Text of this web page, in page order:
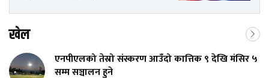
खेल
एनपीएलको तेस्रो संस्करण आउँदो कात्तिक ९ देखि मंसिर ५
सम्म सञ्चालन हुने